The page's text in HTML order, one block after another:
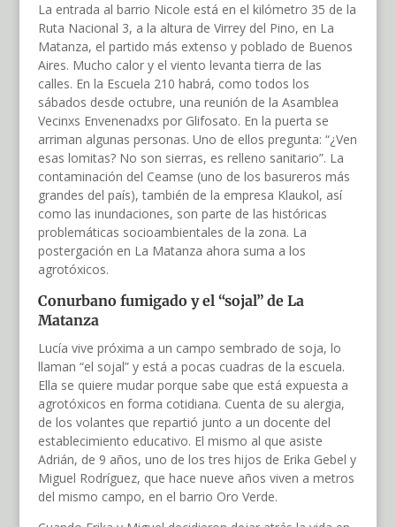
La entrada al barrio Nicole está en el kilómetro 35 de la
Ruta Nacional 3, a la altura de Virrey del Pino, en La
Matanza, el partido más extenso y poblado de Buenos
Aires. Mucho calor y el viento levanta tierra de las
calles. En la Escuela 210 habrá, como todos los
sábados desde octubre, una reunión de la Asamblea
Vecinxs Envenenadxs por Glifosato. En la puerta se
arriman algunas personas. Uno de ellos pregunta: “¿Ven
esas lomitas? No son sierras, es relleno sanitario”. La
contaminación del Ceamse (uno de los basureros más
grandes del país), también de la empresa Klaukol, así
como las inundaciones, son parte de las históricas
problemáticas socioambientales de la zona. La
postergación en La Matanza ahora suma a los
agrotóxicos.
Conurbano fumigado yel “sojal” de La
Matanza
Lucía vive próxima a un campo sembrado de soja, lo
llaman “el sojal” y está a pocas cuadras de la escuela.
Ella se quiere mudar porque sabe que está expuesta a
agrotóxicos en forma cotidiana. Cuenta de su alergia,
de los volantes que repartió junto a un docente del
establecimiento educativo. El mismo al que asiste
Adrián, de 9 años, uno de los tres hijos de Erika Gebel y
Miguel Rodríguez, que hace nueve años viven a metros
del mismo campo, en el barrio Oro Verde.